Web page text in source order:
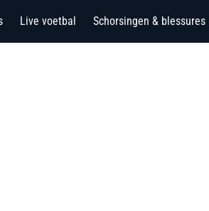
Live voetbal Schorsingen & blessures